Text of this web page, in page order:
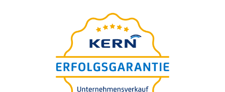
guia defini­tivo
suces­são da sua empresa